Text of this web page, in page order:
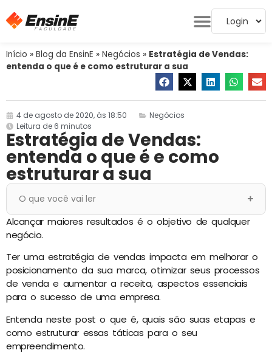
Login
Início » Blog da EnsinE » Negócios » Estratégia de Vendas:
entenda o que é e como estruturar a sua
4 de agosto de 2020, às 18:50
Negócios
Leitura de 6 minutos
Estratégia de Vendas:
entenda o que é e como
estruturar a sua
O que você vai ler
Alcançar maiores resultados é o objetivo de qualquer
negócio.
Ter uma estratégia de vendas impacta em melhorar o
posicionamento da sua marca, otimizar seus processos
de venda e aumentar a receita, aspectos essenciais
para o sucesso de uma empresa.
Entenda neste post o que é, quais são suas etapas e
como estruturar essas táticas para o seu
empreendimento.